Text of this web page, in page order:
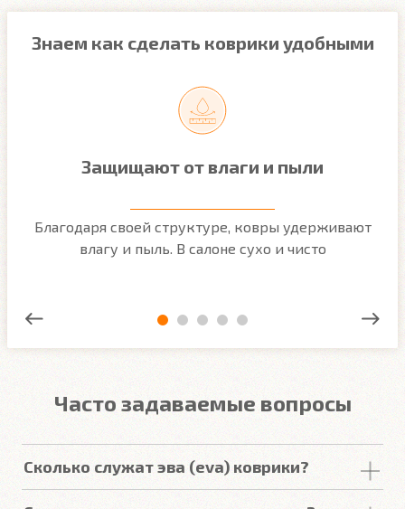
Знаем как сделать коврики удобными
Защищают от влаги и пыли
Благодаря своей структуре, ковры удерживают
влагу и пыль. В салоне сухо и чисто
Часто задаваемые вопросы
Сколько служат эва (eva) коврики?